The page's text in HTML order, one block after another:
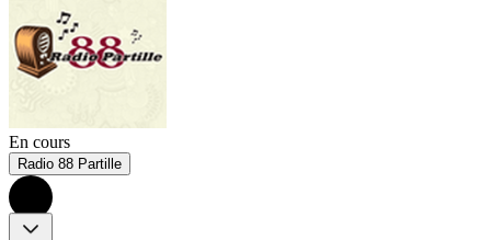
En cours
Radio 88 Partille